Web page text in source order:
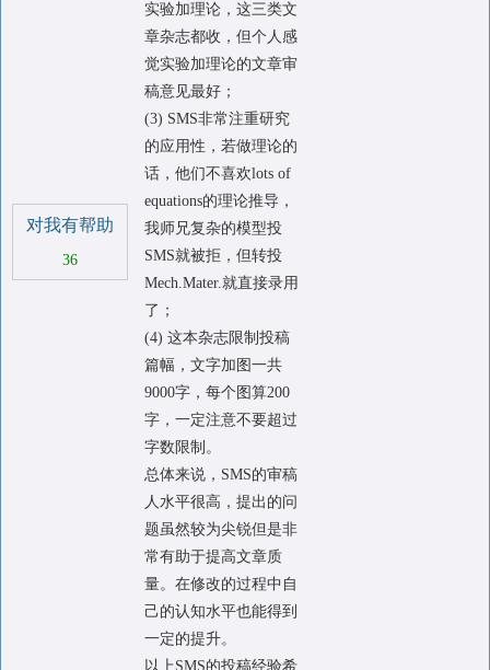
对我有帮助
36
实验加理论，这三类文
章杂志都收，但个人感
觉实验加理论的文章审
稿意见最好；
(3) SMS非常注重研究
的应用性，若做理论的
话，他们不喜欢lots of
equations的理论推导，
我师兄复杂的模型投
SMS就被拒，但转投
Mech.Mater.就直接录用
了；
(4) 这本杂志限制投稿
篇幅，文字加图一共
9000字，每个图算200
字，一定注意不要超过
字数限制。
总体来说，SMS的审稿
人水平很高，提出的问
题虽然较为尖锐但是非
常有助于提高文章质
量。在修改的过程中自
己的认知水平也能得到
一定的提升。
以上SMS的投稿经验希